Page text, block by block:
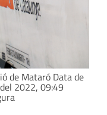
de Mataró Data de
2022, 09:49